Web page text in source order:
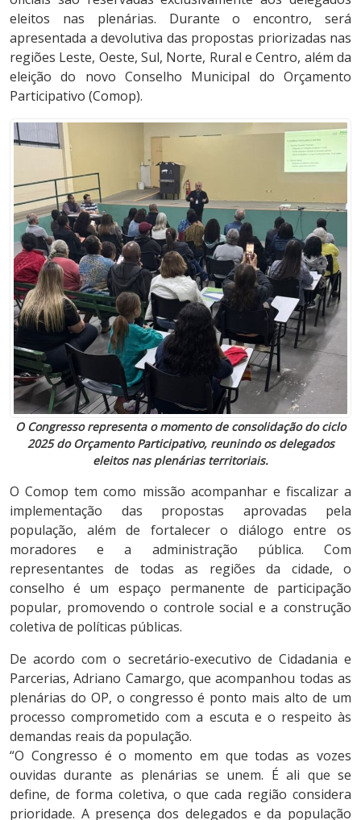
eleitos nas plenárias. Durante o encontro, será
apresentada a devolutiva das propostas priorizadas nas
regiões Leste, Oeste, Sul, Norte, Rural e Centro, além da
eleição do novo Conselho Municipal do Orçamento
Participativo (Comop).
O Congresso representa o momento de consolidação do ciclo
2025 do Orçamento Participativo, reunindo os delegados
eleitos nas plenárias territoriais.
O Comop tem como missão acompanhar e fiscalizar a
implementação das propostas aprovadas pela
população, além de fortalecer o diálogo entre os
moradores e a administração pública. Com
representantes de todas as regiões da cidade, o
conselho é um espaço permanente de participação
popular, promovendo o controle social e a construção
coletiva de políticas públicas.
De acordo com o secretário-executivo de Cidadania e
Parcerias, Adriano Camargo, que acompanhou todas as
plenárias do OP, o congresso é ponto mais alto de um
processo comprometido com a escuta e o respeito às
demandas reais da população.
“O Congresso é o momento em que todas as vozes
ouvidas durante as plenárias se unem. É ali que se
define, de forma coletiva, o que cada região considera
prioridade. A presença dos delegados e da população